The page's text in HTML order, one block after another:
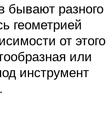
бывают разного
геометрией
от этого
или
инструмент